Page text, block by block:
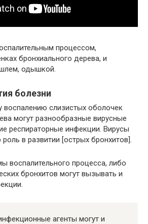
процессом,
бронхиального дерева, и
одышкой.
болезни
воспалению слизистых оболочек
могут разнообразные вирусные
респираторные инфекции. Вирусы
в развитии [острых бронхитов].
воспалительного процесса, либо
бронхитов могут вызывать и
агенты могут и